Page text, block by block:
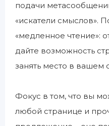
подачи
«искатели смыслов».
«медленное чтение»:
дайте возможность
занять место в вашем
Фокус в том, что вы
любой странице и